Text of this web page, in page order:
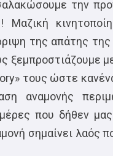
την
Μαζική
της απάτης
ξεμπροστιάζουμε
τους ώστε
αναμονής
που δήθεν μας
σημαίνει λαός